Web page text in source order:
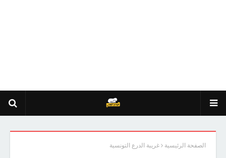
الصفحة الرئيسية غريبة الدرع التونسية